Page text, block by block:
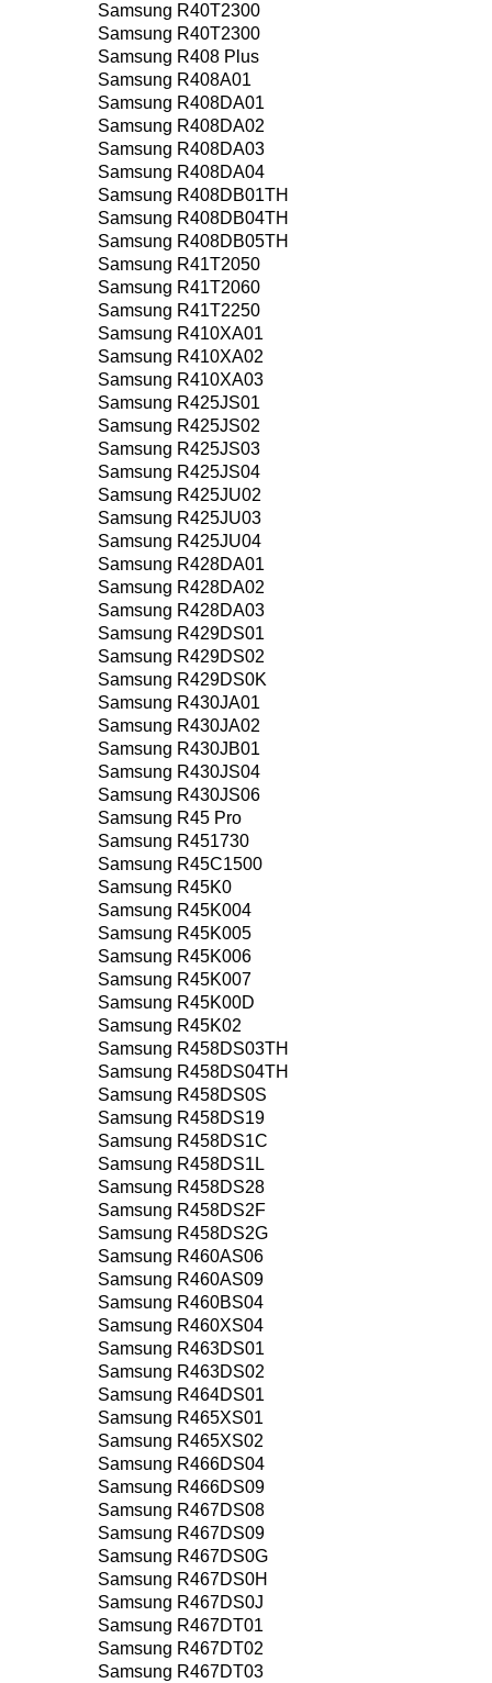
Samsung R40T2300
Samsung R40T2300
Samsung R408 Plus
Samsung R408A01
Samsung R408DA01
Samsung R408DA02
Samsung R408DA03
Samsung R408DA04
Samsung R408DB01TH
Samsung R408DB04TH
Samsung R408DB05TH
Samsung R41T2050
Samsung R41T2060
Samsung R41T2250
Samsung R410XA01
Samsung R410XA02
Samsung R410XA03
Samsung R425JS01
Samsung R425JS02
Samsung R425JS03
Samsung R425JS04
Samsung R425JU02
Samsung R425JU03
Samsung R425JU04
Samsung R428DA01
Samsung R428DA02
Samsung R428DA03
Samsung R429DS01
Samsung R429DS02
Samsung R429DS0K
Samsung R430JA01
Samsung R430JA02
Samsung R430JB01
Samsung R430JS04
Samsung R430JS06
Samsung R45 Pro
Samsung R451730
Samsung R45C1500
Samsung R45K0
Samsung R45K004
Samsung R45K005
Samsung R45K006
Samsung R45K007
Samsung R45K00D
Samsung R45K02
Samsung R458DS03TH
Samsung R458DS04TH
Samsung R458DS0S
Samsung R458DS19
Samsung R458DS1C
Samsung R458DS1L
Samsung R458DS28
Samsung R458DS2F
Samsung R458DS2G
Samsung R460AS06
Samsung R460AS09
Samsung R460BS04
Samsung R460XS04
Samsung R463DS01
Samsung R463DS02
Samsung R464DS01
Samsung R465XS01
Samsung R465XS02
Samsung R466DS04
Samsung R466DS09
Samsung R467DS08
Samsung R467DS09
Samsung R467DS0G
Samsung R467DS0H
Samsung R467DS0J
Samsung R467DT01
Samsung R467DT02
Samsung R467DT03